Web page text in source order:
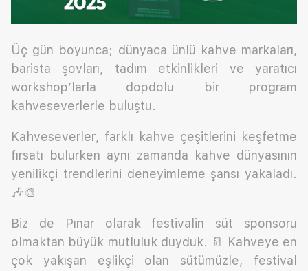
Üç gün boyunca; dünyaca ünlü kahve markaları,
barista şovları, tadım etkinlikleri ve yaratıcı
workshop’larla dopdolu bir program
kahveseverlerle buluştu.
Kahveseverler, farklı kahve çeşitlerini keşfetme
fırsatı bulurken aynı zamanda kahve dünyasının
yenilikçi trendlerini deneyimleme şansı yakaladı.
🎶🎨
Biz de Pınar olarak festivalin süt sponsoru
olmaktan büyük mutluluk duyduk. 🥛 Kahveye en
çok yakışan eşlikçi olan sütümüzle, festival